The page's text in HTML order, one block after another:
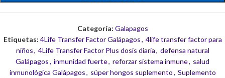
Categoría: Galapagos
Etiquetas: 4Life Transfer Factor Galápagos, 4life transfer factor para
niños, 4Life Transfer Factor Plus dosis diaria, defensa natural
Galápagos, inmunidad fuerte, reforzar sistema inmune, salud
inmunológica Galápagos, súper hongos suplemento, Suplemento